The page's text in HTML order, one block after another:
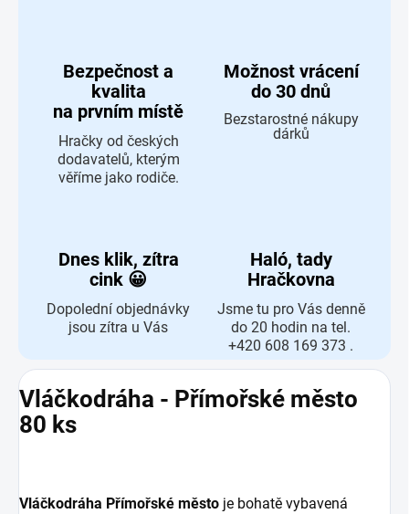
Bezpečnost a
kvalita
na prvním místě
Hračky od českých
dodavatelů, kterým
věříme jako rodiče.
Možnost vrácení
do 30 dnů
Bezstarostné nákupy
dárků
Dnes klik, zítra
cink 😀
Dopolední objednávky
jsou zítra u Vás
Haló, tady
Hračkovna
Jsme tu pro Vás denně
do 20 hodin na tel.
+420 608 169 373 .
Vláčkodráha - Přímořské město
80 ks
Vláčkodráha Přímořské město je bohatě vybavená